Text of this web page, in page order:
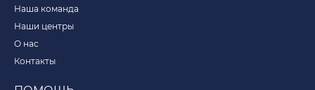
Наша команда
Наши центры
О нас
Контакты